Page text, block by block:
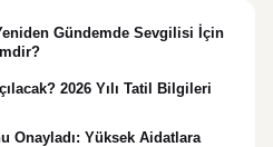
Gündemde Sevgilisi İçin
2026 Yılı Tatil Bilgileri
Onayladı: Yüksek Aidatlara